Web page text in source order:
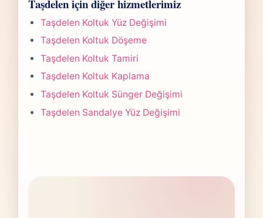
paylaşırız.
süre yapılan işlemin kapsamına göre
değişir. Çoğu projede 5-7 iş günü hedefiyle
çalışır, olası değişikliği önceden bildiririz.
Taşdelen için diğer hizmetlerimiz
Taşdelen Koltuk Yüz Değişimi
Taşdelen Koltuk Döşeme
Taşdelen Koltuk Tamiri
Taşdelen Koltuk Kaplama
Taşdelen Koltuk Sünger Değişimi
Taşdelen Sandalye Yüz Değişimi